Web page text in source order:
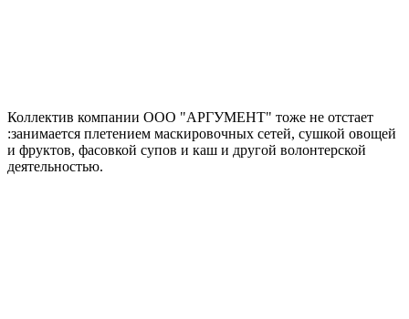
Коллектив компании ООО "АРГУМЕНТ" тоже не отстает
:занимается плетением маскировочных сетей, сушкой овощей
и фруктов, фасовкой супов и каш и другой волонтерской
деятельностью.